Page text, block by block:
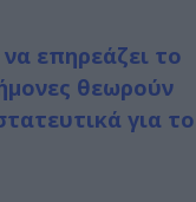
επηρεάζει το
θεωρούν
για το